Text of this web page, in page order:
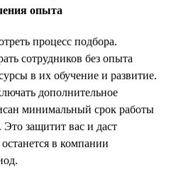
опыта
процесс подбора.
сотрудников без опыта
в их обучение и развитие.
дополнительное
минимальный срок работы
защитит вас и даст
в компании